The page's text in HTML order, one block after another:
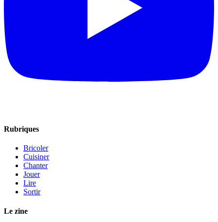
Rubriques
Bricoler
Cuisiner
Chanter
Jouer
Lire
Sortir
Le zine